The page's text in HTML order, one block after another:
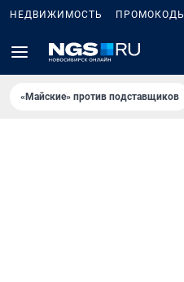
НЕДВИЖИМОСТЬ ПРОМОКОДЫ
«Майские» против подставщиков